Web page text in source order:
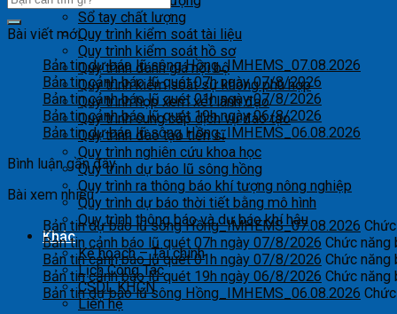
Sổ tay chất lượng
Quy trình kiểm soát tài liệu
Quy trình kiểm soát hồ sơ
Quy trình đánh giá nội bộ
Quy trình kiểm soát sự không phù hợp
Quy trình họp xem xét lãnh đạo
Quy trình cung cấp dịch vụ đào tạo
Quy trình đào tạo tiến sĩ
Quy trình nghiên cứu khoa học
Quy trình dự báo lũ sông hồng
Quy trình ra thông báo khí tượng nông nghiệp
Quy trình dự báo thời tiết bằng mô hình
Quy trình thông báo và dự báo khí hậu
Khác
Kế hoạch – Tài chính
Lịch Công Tác
CSDL KHCN
Liên hệ
Bài viết mới
Bản tin dự báo lũ sông Hồng_IMHEMS_07.08.2026
Bản tin cảnh báo lũ quét 07h ngày 07/8/2026
Bản tin cảnh báo lũ quét 01h ngày 07/8/2026
Bản tin cảnh báo lũ quét 19h ngày 06/8/2026
Bản tin dự báo lũ sông Hồng_IMHEMS_06.08.2026
Bình luận gần đây
Bài xem nhiều
Bản tin dự báo lũ sông Hồng_IMHEMS_07.08.2026
Bản tin cảnh báo lũ quét 07h ngày 07/8/2026 Chức năng
Bản tin cảnh báo lũ quét 01h ngày 07/8/2026 Chức năng
Bản tin cảnh báo lũ quét 19h ngày 06/8/2026 Chức năng
Bản tin dự báo lũ sông Hồng_IMHEMS_06.08.2026